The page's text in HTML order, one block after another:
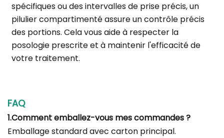
spécifiques ou des intervalles de prise précis, un
pilulier compartimenté assure un contrôle précis
des portions. Cela vous aide à respecter la
posologie prescrite et à maintenir l'efficacité de
votre traitement.
FAQ
1.Comment emballez-vous mes commandes ?
Emballage standard avec carton principal.